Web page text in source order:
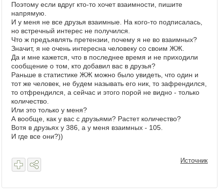
Поэтому если вдруг кто-то хочет взаимности, пишите
напрямую.
И у меня не все друзья взаимные. На кого-то подписалась,
но встречный интерес не получился.
Что ж предъявлять претензии, почему я не во взаимных?
Значит, я не очень интересна человеку со своим ЖЖ.
Да и мне кажется, что в последнее время и не приходили
сообщение о том, кто добавил вас в друзья?
Раньше в статистике ЖЖ можно было увидеть, что один и
тот же человек, не будем называть его ник, то зафрендился,
то отфрендился, а сейчас и этого порой не видно - только
количество.
Или это только у меня?
А вообще, как у вас с друзьями? Растет количество?
Вотя в друзьях у 386, а у меня взаимных - 105.
И где все они?))
Источник